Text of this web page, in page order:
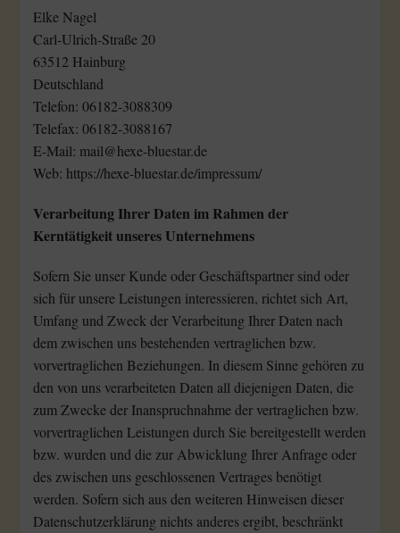
Elke Nagel
Carl-Ulrich-Straße 20
63512 Hainburg
Deutschland
Telefon: 06182-3088309
Telefax: 06182-3088167
E-Mail: mail@hexe-bluestar.de
Web: https://hexe-bluestar.de/impressum/
Verarbeitung Ihrer Daten im Rahmen der
Kerntätigkeit unseres Unternehmens
Sofern Sie unser Kunde oder Geschäftspartner sind oder
sich für unsere Leistungen interessieren, richtet sich Art,
Umfang und Zweck der Verarbeitung Ihrer Daten nach
dem zwischen uns bestehenden vertraglichen bzw.
vorvertraglichen Beziehungen. In diesem Sinne gehören zu
den von uns verarbeiteten Daten all diejenigen Daten, die
zum Zwecke der Inanspruchnahme der vertraglichen bzw.
vorvertraglichen Leistungen durch Sie bereitgestellt werden
bzw. wurden und die zur Abwicklung Ihrer Anfrage oder
des zwischen uns geschlossenen Vertrages benötigt
werden. Sofern sich aus den weiteren Hinweisen dieser
Datenschutzerklärung nichts anderes ergibt, beschränkt